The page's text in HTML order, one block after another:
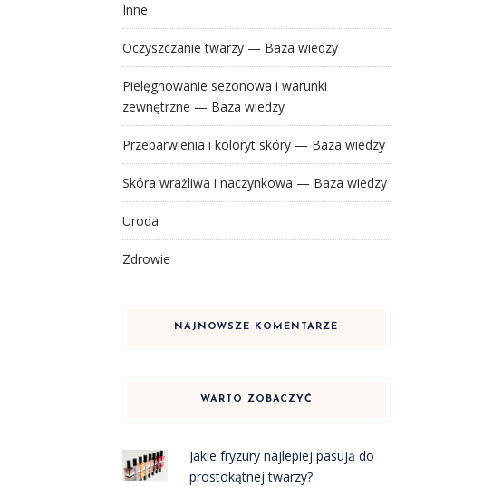
Inne
Oczyszczanie twarzy — Baza wiedzy
Pielęgnowanie sezonowa i warunki
zewnętrzne — Baza wiedzy
Przebarwienia i koloryt skóry — Baza wiedzy
Skóra wrażliwa i naczynkowa — Baza wiedzy
Uroda
Zdrowie
NAJNOWSZE KOMENTARZE
WARTO ZOBACZYĆ
Jakie fryzury najlepiej pasują do
prostokątnej twarzy?